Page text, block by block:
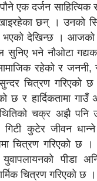
एक दर्जन
छन् । उनको
देखिन्छ । आजको
भने नौओटा
रहेको र जननी,
सुन्दर चित्रण गरिएको
छ र हार्दिकतामा गाउँ
चक्र अझै पनि
कुटेर जीवन धान्ने
चित्रण गरिएको छ ।
पीडा
चित्रण गरिएको छ ।